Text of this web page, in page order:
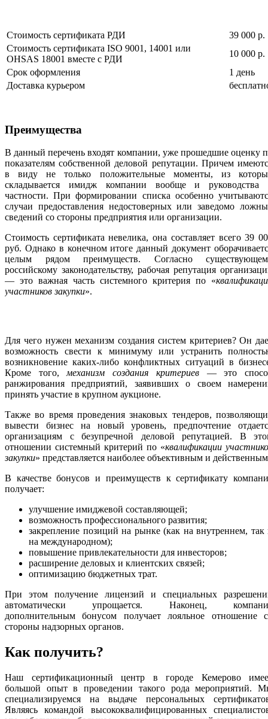
Стоимость сертификата РДИ
39 000 р.
Стоимость сертификата ISO 9001, 14001 или
OHSAS 18001 вместе с РДИ
10 000 р.
Срок оформления
1 день
Доставка курьером
Преимущества
В данный перечень входят компании, уже прошедшие оценку
показателям собственной деловой репутации. Причем
в виду не только положительные моменты, из
складывается имидж компании вообще и руководства
частности. При формировании списка особенно
случаи предоставления недостоверных или заведомо
сведений со стороны предприятия или организации.
Стоимость сертификата невелика, она составляет всего 39
руб. Однако в конечном итоге данный документ
целым рядом преимуществ. Согласно
российскому законодательству, рабочая репутация
— это важная часть системного критерия по «
участников закупки».
Для чего нужен механизм создания систем критериев? Он
возможность свести к минимуму или устранить
возникновение каких-либо конфликтных ситуаций в
Кроме того,механизм создания критериев— это
ранжирования предприятий, заявивших о своем
принять участие в крупном аукционе.
Также во время проведения знаковых тендеров,
вывести бизнес на новый уровень, предпочтение
организациям с безупречной деловой репутацией. В
отношении системный критерий по «квалификации
закупки» представляется наиболее объективным и
В качестве бонусов и преимуществ к сертификату
получает:
улучшение имиджевой составляющей;
возможность профессионального развития;
закрепление позиций на рынке (как на внутреннем, так
на международном);
повышение привлекательности для инвесторов;
расширение деловых и клиентских связей;
оптимизацию бюджетных трат.
При этом получение лицензий и специальных
автоматически упрощается. Наконец,
дополнительным бонусом получает лояльное отношение
стороны надзорных органов.
Как получить?
Наш сертификационный центр в городе Кемерово
большой опыт в проведении такого рода мероприятий.
специализируемся на выдаче персональных
Являясь командой высококвалифицированных